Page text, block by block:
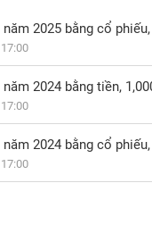
2025 bằng cổ
2024 bằng tiền,
2024 bằng cổ